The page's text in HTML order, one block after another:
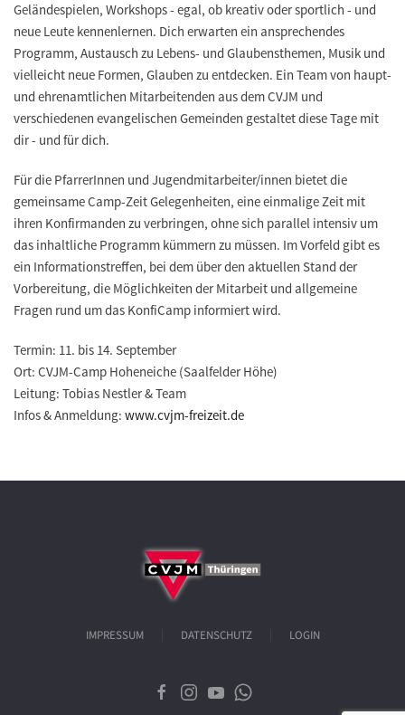
Geländespielen, Workshops - egal, ob kreativ oder sportlich - und
neue Leute kennenlernen. Dich erwarten ein ansprechendes
Programm, Austausch zu Lebens- und Glaubensthemen, Musik und
vielleicht neue Formen, Glauben zu entdecken. Ein Team von haupt-
und ehrenamtlichen Mitarbeitenden aus dem CVJM und
verschiedenen evangelischen Gemeinden gestaltet diese Tage mit
dir - und für dich.
Für die PfarrerInnen und Jugendmitarbeiter/innen bietet die
gemeinsame Camp-Zeit Gelegenheiten, eine einmalige Zeit mit
ihren Konfirmanden zu verbringen, ohne sich parallel intensiv um
das inhaltliche Programm kümmern zu müssen. Im Vorfeld gibt es
ein Informationstreffen, bei dem über den aktuellen Stand der
Vorbereitung, die Möglichkeiten der Mitarbeit und allgemeine
Fragen rund um das KonfiCamp informiert wird.
Termin: 11. bis 14. September
Ort: CVJM-Camp Hoheneiche (Saalfelder Höhe)
Leitung: Tobias Nestler & Team
Infos & Anmeldung: www.cvjm-freizeit.de
IMPRESSUM DATENSCHUTZ LOGIN